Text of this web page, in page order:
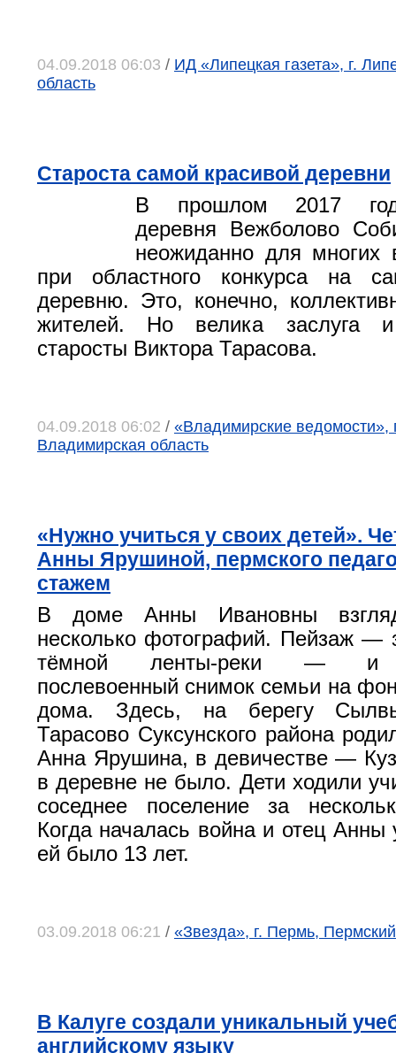
04.09.2018 06:03 / ИД «Липецкая газета», г.
область
Староста самой красивой деревни
В прошлом 2017
деревня Вежболово
неожиданно для многих
при областного конкурса на
деревню. Это, конечно,
жителей. Но велика заслуга и
старосты Виктора Тарасова.
04.09.2018 06:02 / «Владимирские ведомости»,
Владимирская область
«Нужно учиться у своих детей».
Анны Ярушиной, пермского
стажем
В доме Анны Ивановны взгляд
несколько фотографий. Пейзаж —
тёмной ленты-реки — и
послевоенный снимок семьи на
дома. Здесь, на берегу
Тарасово Суксунского района
Анна Ярушина, в девичестве —
в деревне не было. Дети ходили
соседнее поселение за
Когда началась война и отец
ей было 13 лет.
03.09.2018 06:21 / «Звезда», г. Пермь,
В Калуге создали уникальный
английскому языку